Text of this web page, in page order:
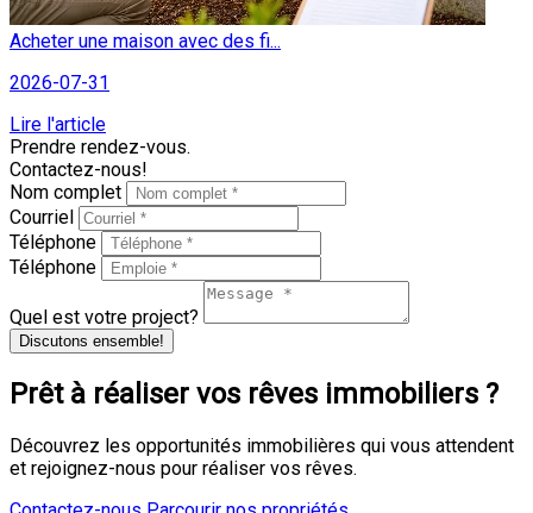
Acheter une maison avec des fi...
2026-07-31
Lire l'article
Prendre rendez-vous.
Contactez-nous!
Nom complet
Courriel
Téléphone
Téléphone
Quel est votre project?
Discutons ensemble!
Prêt à réaliser vos rêves immobiliers ?
Découvrez les opportunités immobilières qui vous attendent
et rejoignez-nous pour réaliser vos rêves.